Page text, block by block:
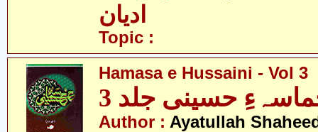
ادیان
Topic :
Hamasa e Hussaini - Vol 3
حسینی جلد 3
Author : Ayatullah